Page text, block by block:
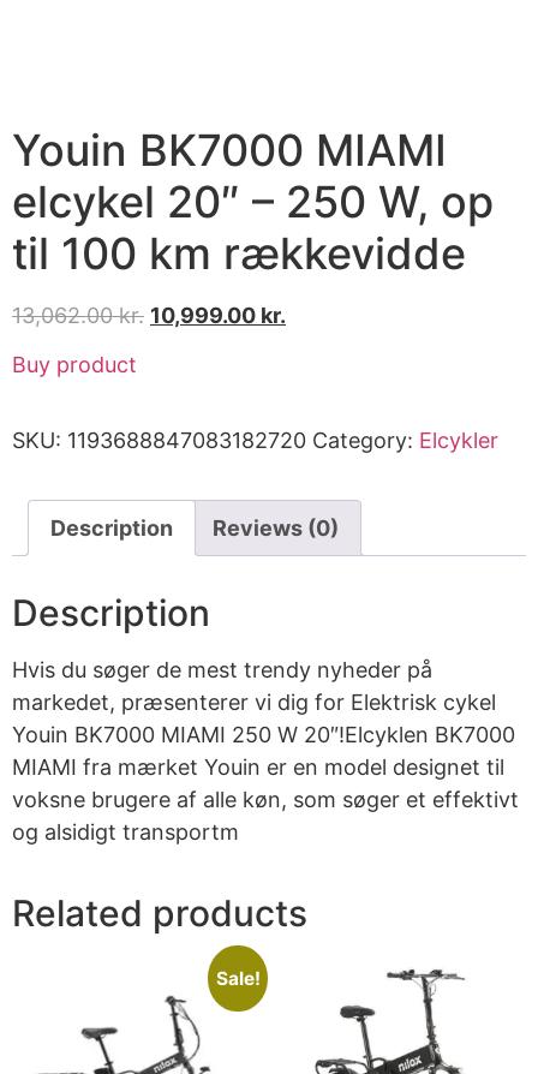
Youin BK7000 MIAMI
elcykel 20″ – 250 W, op
til 100 km rækkevidde
13,062.00kr. 10,999.00 kr.
Buy product
SKU: 1193688847083182720 Category: Elcykler
Description Reviews (0)
Description
Hvis du søger de mest trendy nyheder på
markedet, præsenterer vi dig for Elektrisk cykel
Youin BK7000 MIAMI 250 W 20″!Elcyklen BK7000
MIAMI fra mærket Youin er en model designet til
voksne brugere af alle køn, som søger et effektivt
og alsidigt transportm
Related products
Sale!